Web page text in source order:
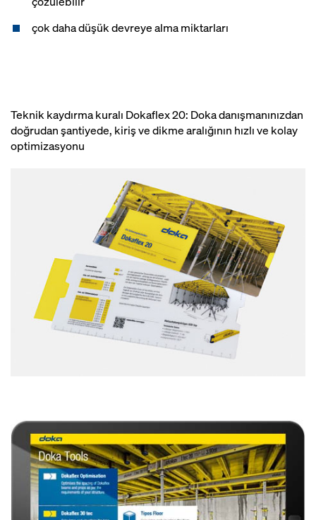
çok daha düşük devreye alma miktarları
Teknik kaydırma kuralı Dokaflex 20: Doka danışmanınızdan
doğrudan şantiyede, kiriş ve dikme aralığının hızlı ve kolay
optimizasyonu